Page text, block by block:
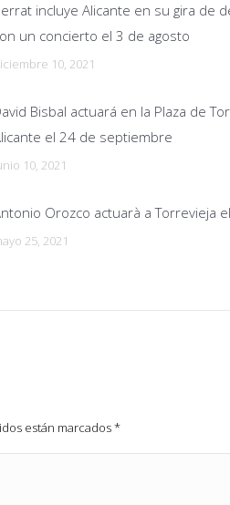
incluye Alicante en su gira de
un concierto el 3 de agosto
10, 2021
Bisbal actuará en la Plaza de
el 24 de septiembre
10, 2021
Orozco actuarà a Torrevieja
25, 2021
están marcados*